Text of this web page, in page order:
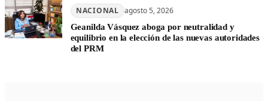
NACIONAL agosto 5, 2026
Geanilda Vásquez aboga por neutralidad y
equilibrio en la elección de las nuevas autoridades
del PRM